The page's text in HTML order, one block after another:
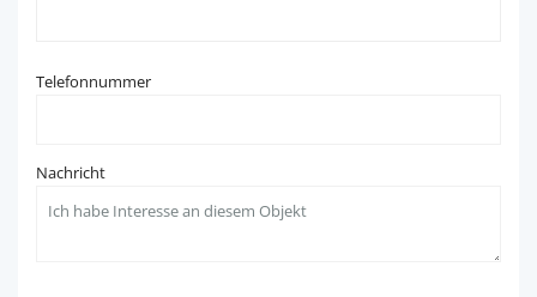
Telefonnummer
Nachricht